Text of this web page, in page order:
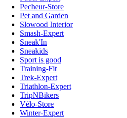
Pecheur-Store
Pet and Garden
Slowood Interior
Smash-Expert
Sneak'In
Sneakids
Sport is good
Training-Fit
Trek-Expert
Triathlon-Expert
TripNBikers
Vélo-Store
Winter-Expert